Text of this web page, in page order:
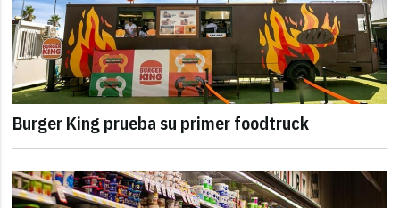
Burger King prueba su primer foodtruck